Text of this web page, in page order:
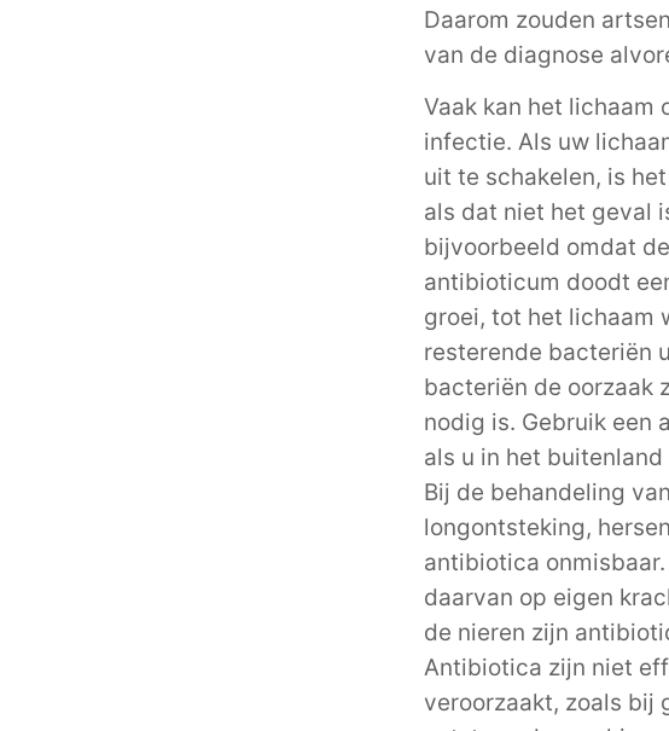
Daarom zouden
van de diagnose
Vaak kan het lichaam
infectie. Als uw
uit te schakelen, is
als dat niet het geval
bijvoorbeeld omdat
antibioticum doodt
groei, tot het lichaam
resterende bacteriën
bacteriën de oorzaak
nodig is. Gebruik een
als u in het buitenland
Bij de behandeling
longontsteking,
antibiotica
daarvan op eigen
de nieren zijn
Antibiotica zijn niet
veroorzaakt, zoals bij